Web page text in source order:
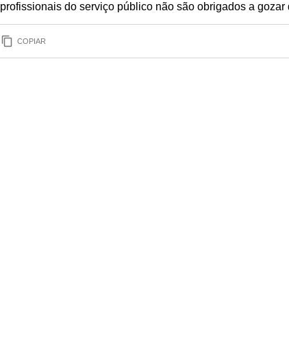
profissionais do serviço público não são obrigados a gozar
COPIAR